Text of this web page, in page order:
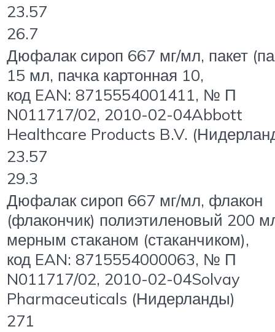
23.57
26.7
Дюфалак сироп 667 мг/мл, пакет
15 мл, пачка картонная 10,
код EAN: 8715554001411, № П
N011717/02, 2010-02-04Abbott
Healthcare Products B.V.
23.57
29.3
Дюфалак сироп 667 мг/мл, флакон
(флакончик) полиэтиленовый 200
мерным стаканом (стаканчиком),
код EAN: 8715554000063, № П
N011717/02, 2010-02-04Solvay
Pharmaceuticals (Нидерланды)
271